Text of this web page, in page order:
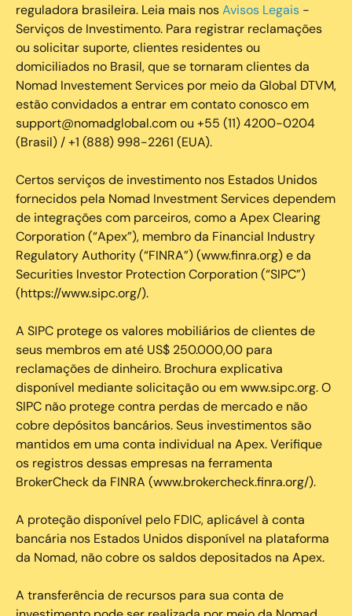
reguladora brasileira. Leia mais nosAvisos Legais -
Serviços de Investimento. Para registrar reclamações
ou solicitar suporte, clientes residentes ou
domiciliados no Brasil, que se tornaram clientes da
Nomad Investement Services por meio da Global DTVM,
estão convidados a entrar em contato conosco em
support@nomadglobal.com ou +55 (11) 4200-0204
(Brasil) / +1 (888) 998-2261 (EUA).
Certos serviços de investimento nos Estados Unidos
fornecidos pela Nomad Investment Services dependem
de integrações com parceiros, como a Apex Clearing
Corporation (“Apex”), membro da Financial Industry
Regulatory Authority (“FINRA”) (www.finra.org) e da
Securities Investor Protection Corporation (“SIPC”)
(https://www.sipc.org/).
A SIPC protege os valores mobiliários de clientes de
seus membros em até US$ 250.000,00 para
reclamações de dinheiro. Brochura explicativa
disponível mediante solicitação ou em www.sipc.org. O
SIPC não protege contra perdas de mercado e não
cobre depósitos bancários. Seus investimentos são
mantidos em uma conta individual na Apex. Verifique
os registros dessas empresas na ferramenta
BrokerCheck da FINRA (www.brokercheck.finra.org/).
A proteção disponível pelo FDIC, aplicável à conta
bancária nos Estados Unidos disponível na plataforma
da Nomad, não cobre os saldos depositados na Apex.
A transferência de recursos para sua conta de